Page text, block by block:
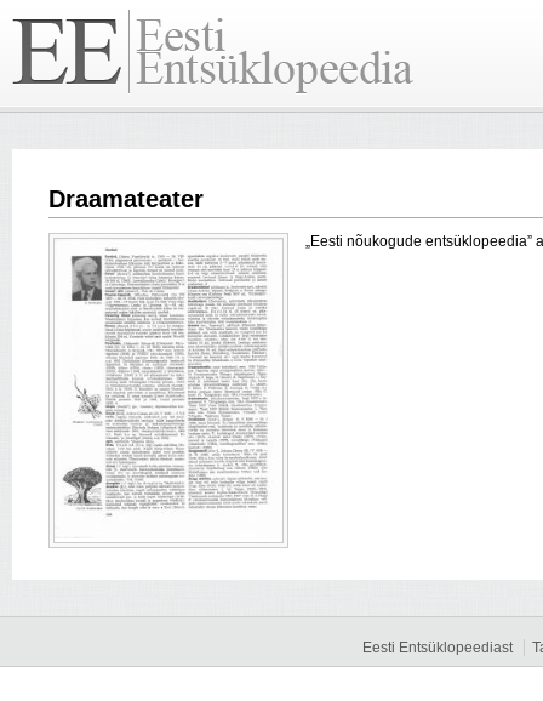
Draamateater
„Eesti nõukogude entsüklopeedia”
Eesti Entsüklopeediast